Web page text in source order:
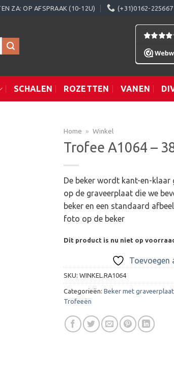
ZA: OP AFSPRAAK (10-12U) (+31)0162-225667
SCHALEN ROZETTEN VANEN
Home » Winkel
Trofee A1064 –
De beker wordt kant-en-klaar
op de graveerplaat die we
beker en een standaard
foto op de beker
Dit product is nu niet op
Toevoegen
SKU: WINKEL.RA1064
Categorieën: Beker met graveerplaat
Trofeeën